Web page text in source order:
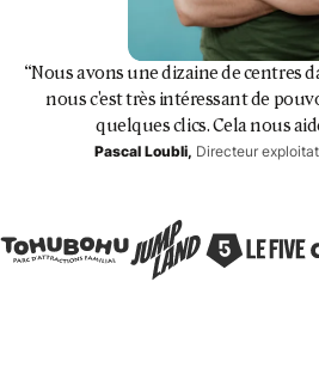
“Nous avons une dizaine de centres
nous c'est très intéressant de
quelques clics. Cela nous
Pascal Loubli, Directeur